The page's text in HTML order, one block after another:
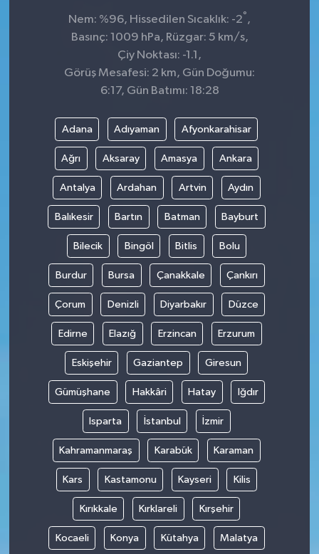
Nem: %96, Hissedilen Sıcaklık: -2° ,
Basınç: 1009 hPa, Rüzgar: 5 km/s,
Çiy Noktası: -1.1,
Görüş Mesafesi: 2 km, Gün Doğumu:
6:17, Gün Batımı: 18:28
Adana Adıyaman Afyonkarahisar
Ağrı Aksaray Amasya Ankara
Antalya Ardahan Artvin Aydın
Balıkesir Bartın Batman Bayburt
Bilecik Bingöl Bitlis Bolu
Burdur Bursa Çanakkale Çankırı
Çorum Denizli Diyarbakır Düzce
Edirne Elazığ Erzincan Erzurum
Eskişehir Gaziantep Giresun
Gümüşhane Hakkâri Hatay Iğdır
Isparta İstanbul İzmir
Kahramanmaraş Karabük Karaman
Kars Kastamonu Kayseri Kilis
Kırıkkale Kırklareli Kırşehir
Kocaeli Konya Kütahya Malatya